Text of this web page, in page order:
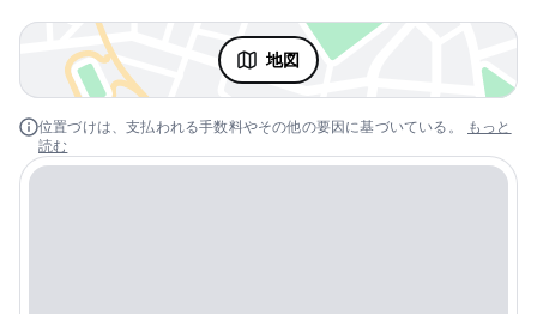
地図
位置づけは、支払われる手数料やその他の要因に基づいている。
もっと
読む